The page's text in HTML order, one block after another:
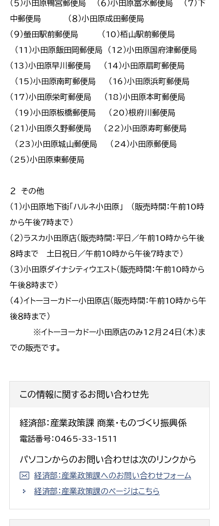
（５）小田原鴨宮郵便局 （６）小田原富水郵便局 （７）下
中郵便局 （８）小田原成田郵便局
（９）螢田駅前郵便局 （10）栢山駅前郵便局
（11）小田原飯田岡郵便局 （12）小田原国府津郵便局
（13）小田原早川郵便局 （14）小田原扇町郵便局
（15）小田原南町郵便局 （16）小田原浜町郵便局
（17）小田原栄町郵便局 （18）小田原本町郵便局
（19）小田原板橋郵便局 （20）根府川郵便局
（21）小田原久野郵便局 （22）小田原寿町郵便局
（23）小田原城山郵便局 （24）小田原郵便局
（25）小田原東郵便局
２ その他
（１）小田原地下街「ハルネ小田原」 （販売時間：午前10時
から午後７時まで）
（２）ラスカ小田原店（販売時間：平日／午前10時から午後
８時まで 土日祝日／午前10時から午後７時まで）
（３）小田原ダイナシティウエスト（販売時間：午前10時から
午後８時まで）
（４）イトーヨーカドー小田原店（販売時間：午前10時から午
後８時まで）
※イトーヨーカドー小田原店のみ12月24日（木）ま
での販売です。
この情報に関するお問い合わせ先
経済部：産業政策課 商業・ものづくり振興係
電話番号：0465-33-1511
パソコンからのお問い合わせは次のリンクから
経済部：産業政策課へのお問い合わせフォーム
経済部：産業政策課のページはこちら